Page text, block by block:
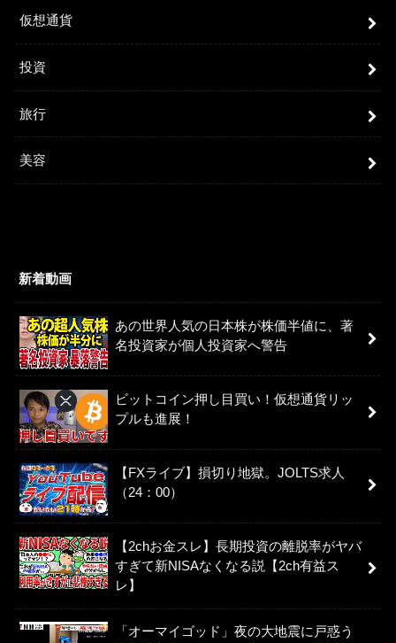
仮想通貨
投資
旅行
美容
新着動画
あの世界人気の日本株が株価半値に、著
名投資家が個人投資家へ警告
ビットコイン押し目買い！仮想通貨リッ
プルも進展！
【FXライブ】損切り地獄。JOLTS求人
（24：00）
【2chお金スレ】長期投資の離脱率がヤバ
すぎて新NISAなくなる説【2ch有益ス
レ】
「オーマイゴッド」夜の大地震に戸惑う